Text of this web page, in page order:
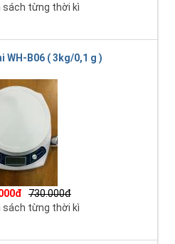
sách từng thời kì
WH-B06 ( 3kg/0,1 g )
730.000đ
sách từng thời kì